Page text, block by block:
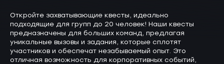
Откройте захватывающие квесты, идеально
подходящие для групп до 20 человек! Наши квесты
предназначены для больших команд, предлагая
уникальные вызовы и задания, которые сплотят
участников и обеспечат незабываемый опыт. Это
отличная возможность для корпоративных событий,